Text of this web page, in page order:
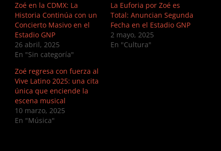
Zoé en la CDMX: La
Historia Continúa con un
Concierto Masivo en el
Estadio GNP
26 abril, 2025
En "Sin categoría"
La Euforia por Zoé es
Total: Anuncian Segunda
Fecha en el Estadio GNP
2 mayo, 2025
En "Cultura"
Zoé regresa con fuerza al
Vive Latino 2025: una cita
única que enciende la
escena musical
10 marzo, 2025
En "Música"